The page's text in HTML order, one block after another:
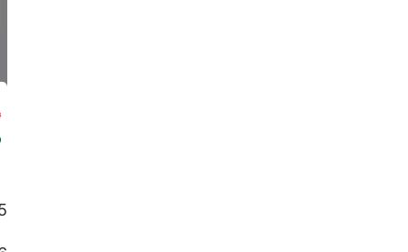
5. أدخل مبلغ العملة التي ترغب في